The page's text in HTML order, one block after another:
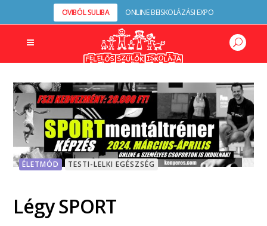
OVIBÓL SULIBA ONLINE BEISKOLÁZÁSI EXPO
ÉLETMÓD TESTI-LELKI EGÉSZSÉG
Légy SPORT